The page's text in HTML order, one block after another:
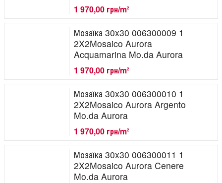
1 970,00 грн/m2
Мозаїка 30x30 006300009 1
2X2Mosaico Aurora
Acquamarina Mo.da Aurora
1 970,00 грн/m2
Мозаїка 30x30 006300010 1
2X2Mosaico Aurora Argento
Mo.da Aurora
1 970,00 грн/m2
Мозаїка 30x30 006300011 1
2X2Mosaico Aurora Cenere
Mo.da Aurora